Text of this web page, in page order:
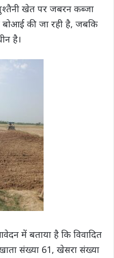
खेत पर जबरन कब्जा
बोआई की जा रही है, जबकि
है।
में बताया है कि विवादित
खाता संख्या 61, खेसरा संख्या